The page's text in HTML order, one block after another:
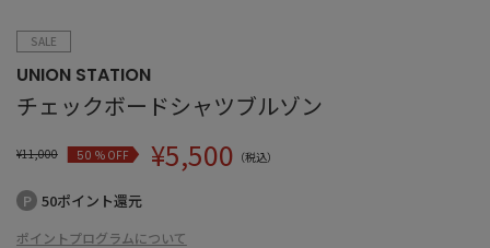
SALE
UNION STATION
チェックボードシャツブルゾン
¥11,000 50% OFF ¥5,500 （税込）
50ポイント還元
ポイントプログラムについて